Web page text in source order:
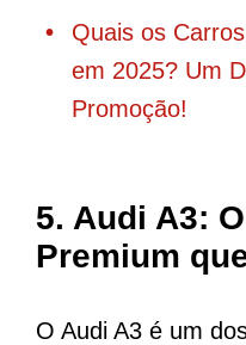
Quais os
em 2025? Um
Promoção!
5. Audi A3:
Premium
O Audi A3 é um